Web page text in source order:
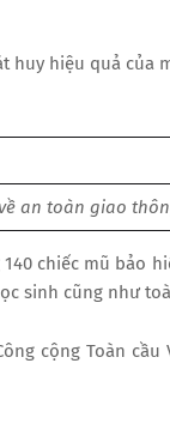
huy hiệu quả
an toàn giao
chiếc mũ bảo
sinh cũng như
cộng Toàn